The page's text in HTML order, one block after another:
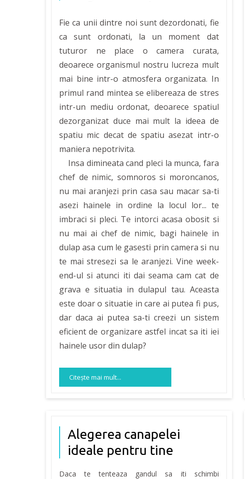
Fie ca unii dintre noi sunt dezordonati, fie
ca sunt ordonati, la un moment dat
tuturor ne place o camera curata,
deoarece organismul nostru lucreza mult
mai bine intr-o atmosfera organizata. In
primul rand mintea se elibereaza de stres
intr-un mediu ordonat, deoarece spatiul
dezorganizat duce mai mult la ideea de
spatiu mic decat de spatiu asezat intr-o
maniera nepotrivita.
Insa dimineata cand pleci la munca, fara
chef de nimic, somnoros si moroncanos,
nu mai aranjezi prin casa sau macar sa-ti
asezi hainele in ordine la locul lor... te
imbraci si pleci. Te intorci acasa obosit si
nu mai ai chef de nimic, bagi hainele in
dulap asa cum le gasesti prin camera si nu
te mai stresezi sa le aranjezi. Vine week-
end-ul si atunci iti dai seama cam cat de
grava e situatia in dulapul tau. Aceasta
este doar o situatie in care ai putea fi pus,
dar daca ai putea sa-ti creezi un sistem
eficient de organizare astfel incat sa iti iei
hainele usor din dulap?
Citeşte mai mult...
Alegerea canapelei
ideale pentru tine
Daca te tenteaza gandul sa iti schimbi